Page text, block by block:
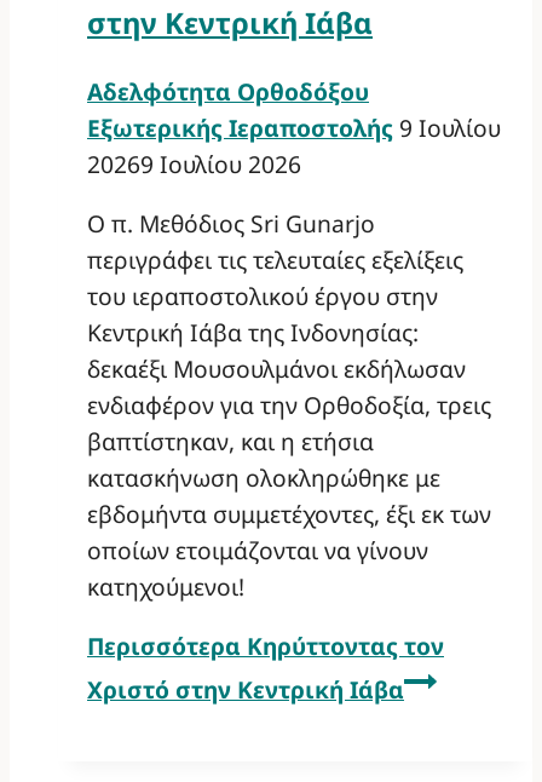
στην Κεντρική Ιάβα
Αδελφότητα Ορθοδόξου
Εξωτερικής Ιεραποστολής 9 Ιουλίου
20269 Ιουλίου 2026
Ο π. Μεθόδιος Sri Gunarjo
περιγράφει τις τελευταίες εξελίξεις
του ιεραποστολικού έργου στην
Κεντρική Ιάβα της Ινδονησίας:
δεκαέξι Μουσουλμάνοι εκδήλωσαν
ενδιαφέρον για την Ορθοδοξία, τρεις
βαπτίστηκαν, και η ετήσια
κατασκήνωση ολοκληρώθηκε με
εβδομήντα συμμετέχοντες, έξι εκ των
οποίων ετοιμάζονται να γίνουν
κατηχούμενοι!
Περισσότερα Κηρύττοντας τον
Χριστό στην Κεντρική Ιάβα